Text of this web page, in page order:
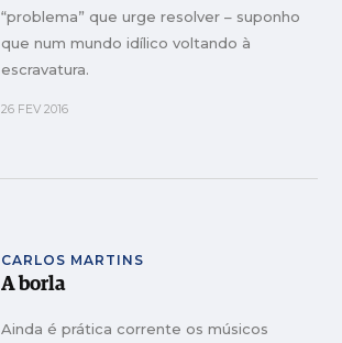
“problema” que urge resolver – suponho
que num mundo idílico voltando à
escravatura.
26 FEV 2016
CARLOS MARTINS
A borla
Ainda é prática corrente os músicos